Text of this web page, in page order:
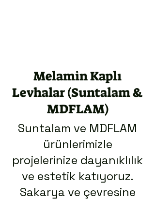
Melamin Kaplı
Levhalar (Suntalam &
MDFLAM)
Suntalam ve MDFLAM
ürünlerimizle
projelerinize dayanıklılık
ve estetik katıyoruz.
Sakarya ve çevresine